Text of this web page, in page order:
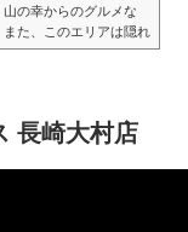
の幸からのグルメな
た、このエリアは隠れ
長崎大村店